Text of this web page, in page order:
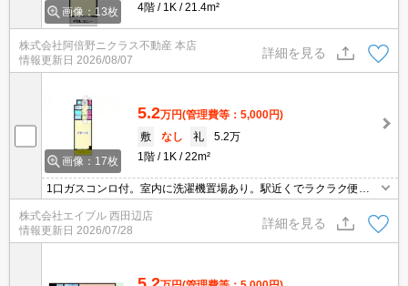
画像：13枚
4階
1K 21.4m²
株式会社阿倍野ニクラス不動産 本店
情報更新日 2026/08/07
詳細を見る
画像：17枚
5.2万円(管理費等：5,000円)
敷
なし 礼
5.2万
1階
1K 22m²
1口ガスコンロ付。室内に洗濯機置場あり。駅近くでラクラク便
利。オートロック付きで、一人暮らしも安心。
株式会社エイブル 西田辺店
情報更新日 2026/07/28
詳細を見る